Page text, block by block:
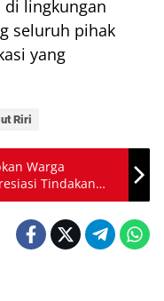
di lingkungan
seluruh pihak
yang
Riri
Warga
Tindakan